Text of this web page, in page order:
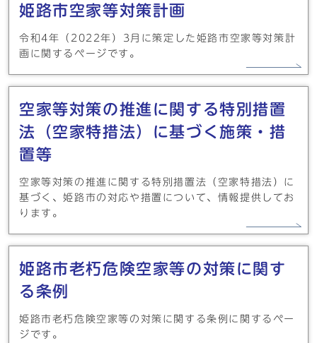
姫路市空家等対策計画
令和4年（2022年）3月に策定した姫路市空家等対策計
画に関するページです。
空家等対策の推進に関する特別措置
法（空家特措法）に基づく施策・措
置等
空家等対策の推進に関する特別措置法（空家特措法）に
基づく、姫路市の対応や措置について、情報提供してお
ります。
姫路市老朽危険空家等の対策に関す
る条例
姫路市老朽危険空家等の対策に関する条例に関するペー
ジです。